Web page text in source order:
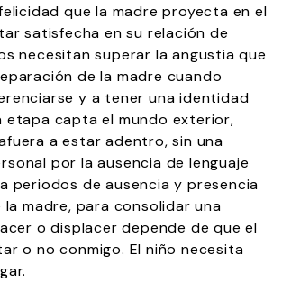
que la madre proyecta en el
satisfecha en su relación de
necesitan superar la angustia que
de la madre cuando
y a tener una identidad
etapa capta el mundo exterior,
a estar adentro, sin una
por la ausencia de lenguaje
periodos de ausencia y presencia
madre, para consolidar una
o displacer depende de que el
o no conmigo. El niño necesita